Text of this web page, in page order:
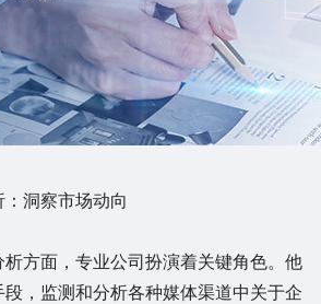
洞察市场动向
面，专业公司扮演着关键角色。他
，监测和分析各种媒体渠道中关于企